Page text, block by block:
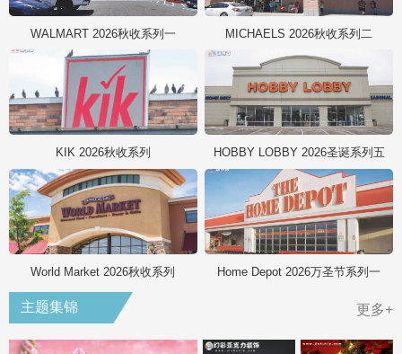
WALMART 2026秋收系列一 MICHAELS 2026秋收系列二
KIK 2026秋收系列 HOBBY LOBBY 2026圣诞系列五
World Market 2026秋收系列 Home Depot 2026万圣节系列一
主题集锦 更多+